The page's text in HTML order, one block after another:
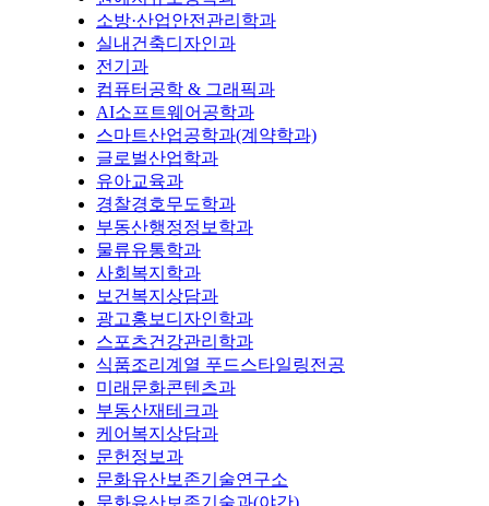
소방·산업안전관리학과
실내건축디자인과
전기과
컴퓨터공학 & 그래픽과
AI소프트웨어공학과
스마트산업공학과(계약학과)
글로벌산업학과
유아교육과
경찰경호무도학과
부동산행정정보학과
물류유통학과
사회복지학과
보건복지상담과
광고홍보디자인학과
스포츠건강관리학과
식품조리계열 푸드스타일링전공
미래문화콘텐츠과
부동산재테크과
케어복지상담과
문헌정보과
문화유산보존기술연구소